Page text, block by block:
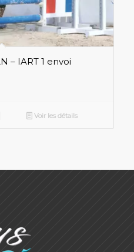
– IART 1 envoi
Voir les détails